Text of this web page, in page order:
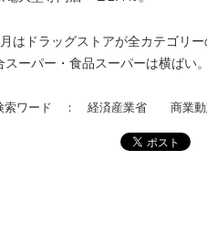
はドラッグストアが全カテゴリ
スーパー・食品スーパーは横ばい
索ワード ： 経済産業省 商業